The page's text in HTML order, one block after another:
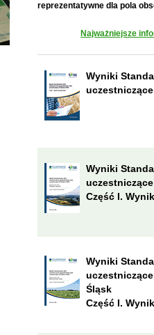
reprezentatywne dla pola
Najważniejsze
Wyniki
Wyniki
Część I.
Wyniki
Śląsk
Część I.